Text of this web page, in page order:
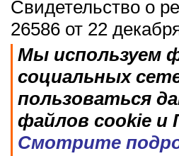
Свидетельство о
26586 от 22
Мы используем
социальных
пользоваться
файлов cookie и
Смотрите